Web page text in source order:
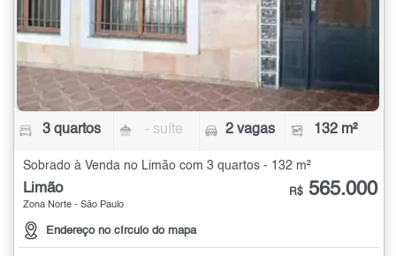
3 quartos - suíte 2 vagas 132 m²
Sobrado à Venda no Limão com 3 quartos - 132 m²
Limão
Zona Norte - São Paulo
Endereço no círculo do mapa
R$ 565.000